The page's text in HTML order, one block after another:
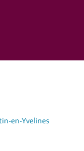
en-Yvelines